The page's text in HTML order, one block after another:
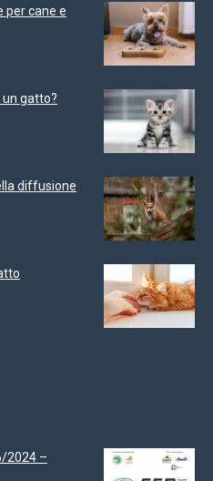
per cane e
un gatto?
diffusione
2024 –